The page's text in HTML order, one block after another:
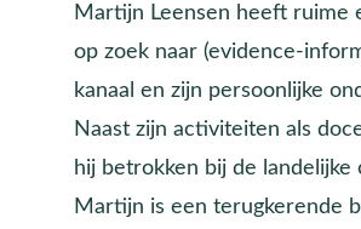
Martijn Leensen heeft ruime
op zoek naar (evidence-
kanaal en zijn persoonlijke
Naast zijn activiteiten als
hij betrokken bij de
Martijn is een terugkerende